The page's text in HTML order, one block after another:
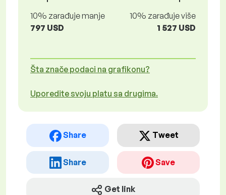
10% zarađuje manje
797 USD
10% zarađuje više
1 527 USD
Šta znače podaci na grafikonu?
Uporedite svoju platu sa drugima.
Share Tweet
Share Save
Get link